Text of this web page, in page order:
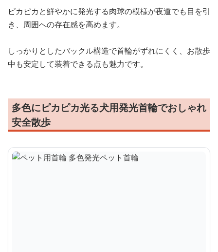
ピカピカと鮮やかに発光する肉球の模様が夜道でも目を引
き、周囲への存在感を高めます。
しっかりとしたバックル構造で首輪がずれにくく、お散歩
中も安定して装着できる点も魅力です。
多色にピカピカ光る犬用発光首輪でおしゃれ
安全散歩